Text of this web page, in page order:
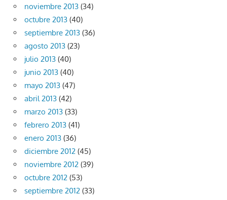
noviembre 2013 (34)
octubre 2013 (40)
septiembre 2013 (36)
agosto 2013 (23)
julio 2013 (40)
junio 2013 (40)
mayo 2013 (47)
abril 2013 (42)
marzo 2013 (33)
febrero 2013 (41)
enero 2013 (36)
diciembre 2012 (45)
noviembre 2012 (39)
octubre 2012 (53)
septiembre 2012 (33)